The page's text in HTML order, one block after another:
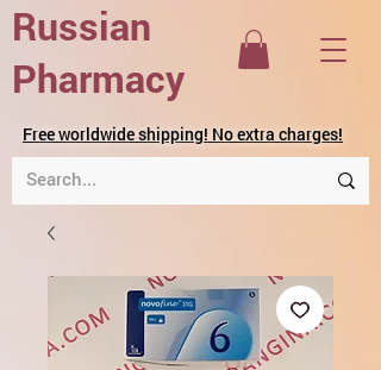
Russian
Pharmacy
Free worldwide shipping! No extra charges!